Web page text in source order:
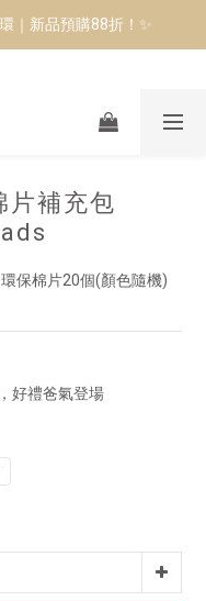
好禮爸氣登場
｜新品預購88折！✨
閃第二站-台南
好禮爸氣登場
片補充包
保棉片20個(顏色隨機)
好禮爸氣登場